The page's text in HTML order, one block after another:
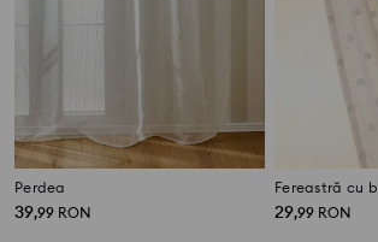
Perdea
39,99 RON 29,99 RON